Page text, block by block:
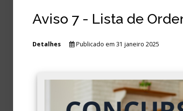
Aviso 7 - Lista de
Detalhes Publicado em 31 janeiro 2025